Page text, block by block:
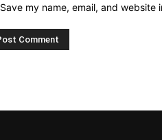
Save my name, email, and